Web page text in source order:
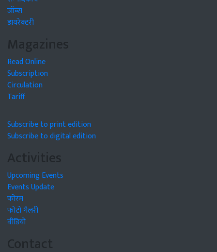
जॉब्स
डायरेक्टरी
Magazines
Read Online
Subscription
Circulation
Tariff
Subscribe to print edition
Subscribe to digital edition
Activities
Upcoming Events
Events Update
फोरम
फोटो गैलरी
वीडियो
Contact